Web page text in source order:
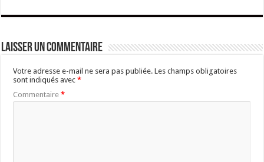
Laisser un commentaire
Votre adresse e-mail ne sera pas publiée. Les champs obligatoires
sont indiqués avec*
Commentaire*